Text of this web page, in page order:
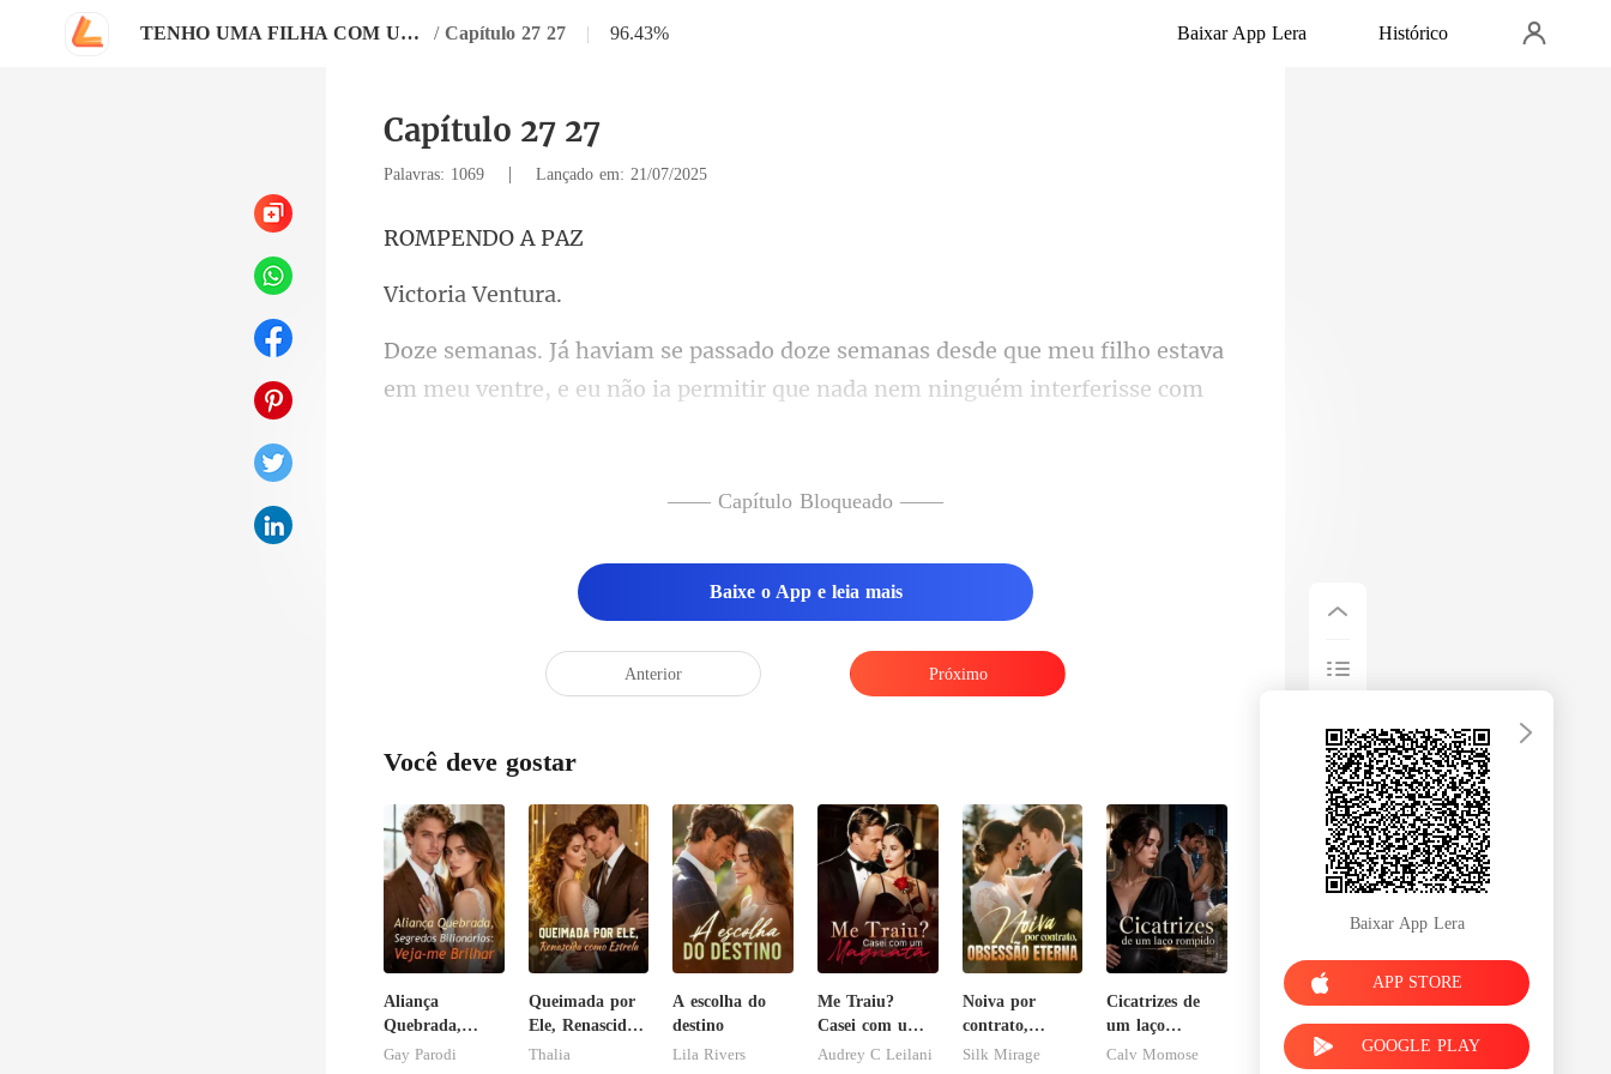
TENHO UMA FILHA COM UM MAFIOSO / Capítulo 27 27 | 96.43% Baixar App Lera Histórico
Capítulo 27 27
Palavras: 1069 | Lançado em: 21/07/2025
ENDO
ria V
não ia permitir que nada nem ninguém interferisse com
—— Capítulo Bloqueado ——
Baixe o App e leia mais
Anterior Próximo
Você deve gostar
Aliança
Quebrada,
Segredos
Gay Parodi
Queimada por
Ele, Renascida
como Estrela
Thalia
A escolha do
destino
Lila Rivers
Me Traiu?
Casei com um
Magnata
Audrey C Leilani
Noiva por
contrato,
obsessão eterna
Silk Mirage
Cicatrizes de
um laço
rompido
Calv Momose
Baixar App Lera
APP STORE
GOOGLE PLAY